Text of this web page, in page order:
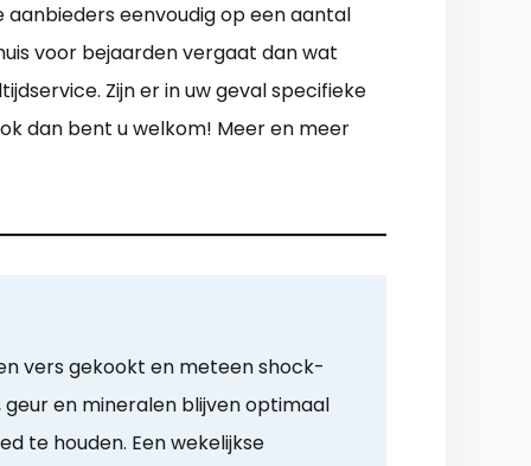
eenvoudig op een aantal
voor bejaarden vergaat dan wat
Zijn er in uw geval specifieke
dan bent u welkom! Meer en meer
vers gekookt en meteen shock-
en mineralen blijven optimaal
te houden. Een wekelijkse